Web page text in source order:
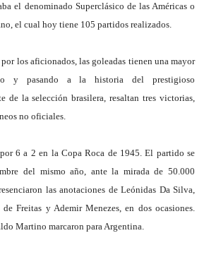
el denominado Superclásico de las Américas o
el cual hoy tiene 105 partidos realizados.
los aficionados, las goleadas tienen una mayor
y pasando a la historia del prestigioso
de la selección brasilera, resaltan tres victorias,
no oficiales.
6 a 2 en la Copa Roca de 1945. El partido se
del mismo año, ante la mirada de 50.000
las anotaciones de Leónidas Da Silva,
Freitas y Ademir Menezes, en dos ocasiones.
Martino marcaron para Argentina.